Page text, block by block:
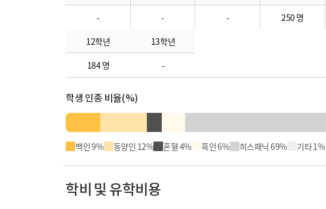
-
-
-
250 명
12학년
184 명
13학년
-
학생 인종 비율(%)
백인 9% 동양인 12% 혼혈 4% 흑인 6% 히스패닉 69% 기타 1%
학비 및 유학비용